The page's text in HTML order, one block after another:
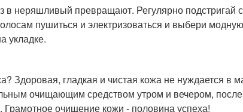
неряшливый превращают. Регулярно подстригай
пушиться и электризоваться и выбери
укладке.
Здоровая, гладкая и чистая кожа не нуждается в
очищающим средством утром и вечером,
Грамотное очищение кожи - половина успеха!